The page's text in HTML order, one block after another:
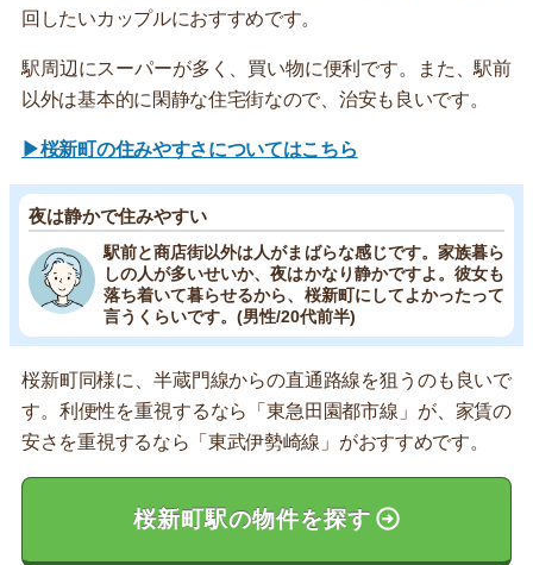
回したいカップルにおすすめです。
駅周辺にスーパーが多く、買い物に便利です。また、駅前
以外は基本的に閑静な住宅街なので、治安も良いです。
▶桜新町の住みやすさについてはこちら
夜は静かで住みやすい
駅前と商店街以外は人がまばらな感じです。家族暮ら
しの人が多いせいか、夜はかなり静かですよ。彼女も
落ち着いて暮らせるから、桜新町にしてよかったって
言うくらいです。(男性/20代前半)
桜新町同様に、半蔵門線からの直通路線を狙うのも良いで
す。利便性を重視するなら「東急田園都市線」が、家賃の
安さを重視するなら「東武伊勢崎線」がおすすめです。
桜新町駅の物件を探す